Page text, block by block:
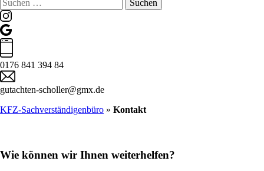
nach:
0176 841 394 84
gutachten-scholler@gmx.de
KFZ-Sachverständigenbüro » Kontakt
Wie können wir Ihnen weiterhelfen?